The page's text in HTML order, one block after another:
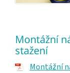
Montážní
stažení
Montážní